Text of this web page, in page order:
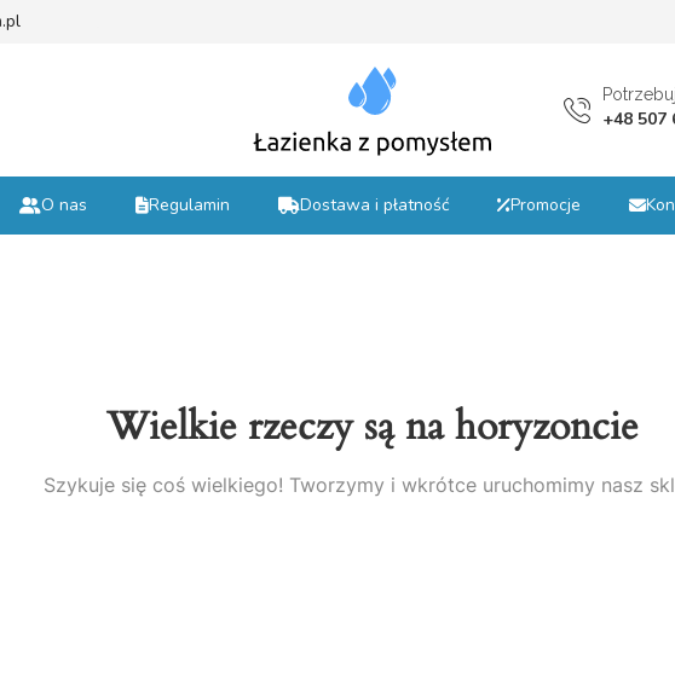
+48 507
O nas Regulamin Dostawa i płatność Promocje
Wielkie rzeczy są na horyzoncie
Szykuje się coś wielkiego! Tworzymy i wkrótce uruchomimy nasz